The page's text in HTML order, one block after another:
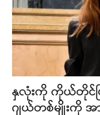
နှလုံးကို ကိုယ်တိုင်ပ
ဂျယ်တစ်မျိုးကို အ